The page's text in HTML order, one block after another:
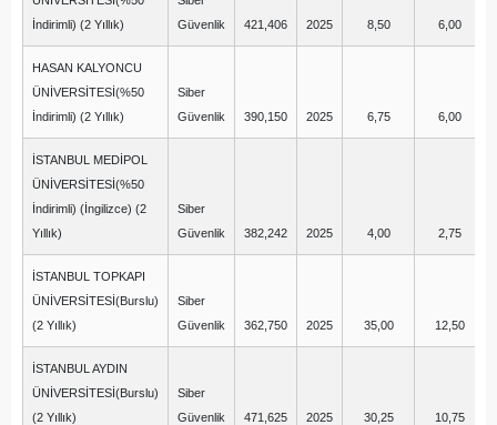
İndirimli) (2 Yıllık)
Güvenlik
421,406 2025 8,50 6,00
HASAN KALYONCU
ÜNİVERSİTESİ(%50
İndirimli) (2 Yıllık)
Siber
Güvenlik
390,150 2025 6,75 6,00
İSTANBUL MEDİPOL
ÜNİVERSİTESİ(%50
İndirimli) (İngilizce) (2
Yıllık)
Siber
Güvenlik
382,242 2025 4,00 2,75
İSTANBUL TOPKAPI
ÜNİVERSİTESİ(Burslu)
(2 Yıllık)
Siber
Güvenlik
362,750 2025 35,00 12,50
İSTANBUL AYDIN
ÜNİVERSİTESİ(Burslu)
(2 Yıllık)
Siber
Güvenlik
471,625 2025 30,25 10,75